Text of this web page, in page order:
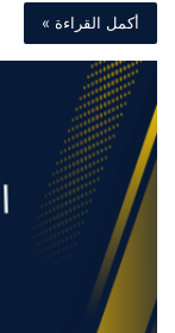
أكمل القراءة »